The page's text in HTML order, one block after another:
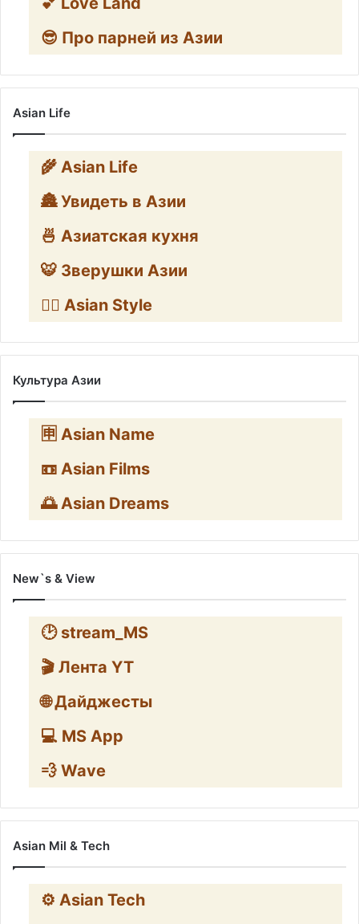
😎 Про парней из Азии
Asian Life
🌾 Asian Life
🏯 Увидеть в Азии
🍜 Азиатская кухня
🐯 Зверушки Азии
🧛‍♂️ Asian Style
Культура Азии
🈸 Asian Name
📼 Asian Films
🌅 Asian Dreams
New`s & View
🕑 stream_MS
🎬 Лента YT
🌐 Дайджесты
💻 MS App
💨 Wave
Asian Mil & Tech
⚙️ Asian Tech